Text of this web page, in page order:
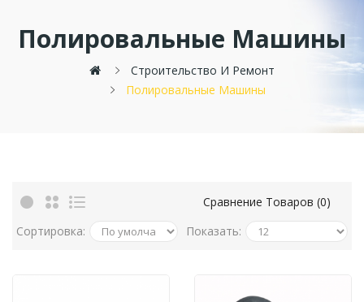
Полировальные Машины
Строительство И Ремонт
Полировальные Машины
Сравнение Товаров (0)
Сортировка:
Показать: